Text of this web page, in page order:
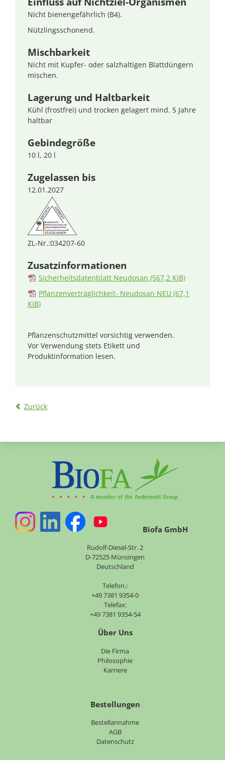
Nicht bienengefährlich (B4).
Nützlingsschonend.
Mischbarkeit
Nicht mit Kupfer- oder salzhaltigen Blattdüngern
mischen.
Lagerung und Haltbarkeit
Kühl (frostfrei) und trocken gelagert mind. 5 Jahre
haltbar
Gebindegröße
10 l, 20 l
Zugelassen bis
12.01.2027
ZL-Nr.:034207-60
Zusatzinformationen
Sicherheitsdatenblatt Neudosan (567,2 KiB)
Pflanzenverträglichkeit- Neudosan NEU (67,1
KiB)
Pflanzenschutzmittel vorsichtig verwenden.
Vor Verwendung stets Etikett und
Produktinformation lesen.
Zurück
Biofa GmbH
Rudolf-Diesel-Str. 2
D-72525 Münsingen
Deutschland
Telefon.:
+49 7381 9354-0
Telefax:
+49 7381 9354-54
Über Uns
Die Firma
Philosophie
Karriere
Bestellungen
Bestellannahme
AGB
Datenschutz